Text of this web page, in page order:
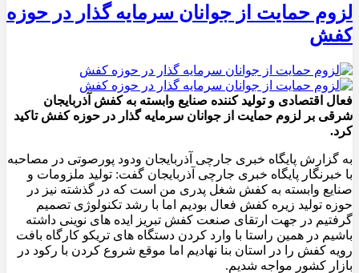
لزوم حمایت از جوانان سرمایه گذار در حوزه
کفش
فعال اقتصادی و تولید کننده صنایع وابسته به کفش آذربایجان
شرقی بر لزوم حمایت از جوانان سرمایه گذار در حوزه کفش تاکید
کرد.
به گزارش پایگاه خبری جارچی آذربایجان ودود پورصوتی در مصاحبه
با خبرنگار پایگاه خبری جارچی آذربایجان گفت: تولید ملزومات و
صنایع وابسته به کفش شغل پدری من است که در گذشته نیز در
حوزه تولید زیره کفش فعال بودیم اما با رشد تکنولوژی تصمیم
گرفتیم در جهت ارتقای صنعت کفش تبریز ایده های نوینی داشته
باشیم در همین راستا با وارد کردن دستگاه های تریکو کارگاه بافت
رویه کفش را در استان بنا نهادیم اما موقع شروع کردن با رکود در
بازار کشور مواجه شدیم.